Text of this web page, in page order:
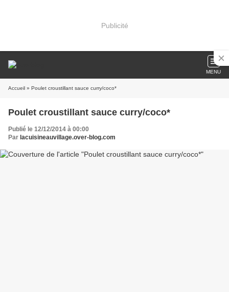
Publicité
MENU
Accueil » Poulet croustillant sauce curry/coco*
Poulet croustillant sauce curry/coco*
Publié le 12/12/2014 à 00:00
Par lacuisineauvillage.over-blog.com